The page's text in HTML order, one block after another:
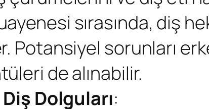
sırasında, diş
Potansiyel sorunları
de alınabilir.
Dolguları: